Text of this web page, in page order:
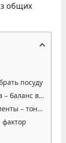
общих
посуду
вкуса
вкуса